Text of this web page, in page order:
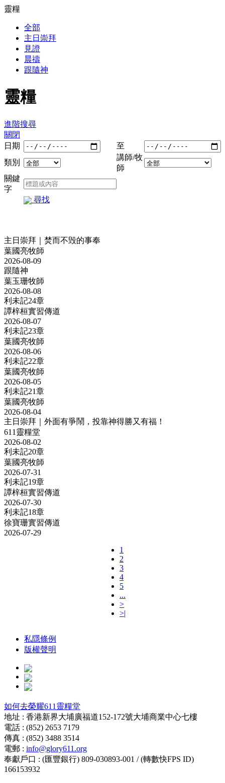
靈糧
全部
主日崇拜
見證
晨禱
跟隨神
靈糧
進階搜尋
關閉
日期
至
類別
講師/牧
師
關鍵
字
尋找
主日崇拜｜焚而不毁的事奉
葉國亮牧師
2026-08-09
跟隨神
葉玉珊牧師
2026-08-08
利未記24章
譚梓桓實習傳道
2026-08-07
利未記23章
葉國亮牧師
2026-08-06
利未記22章
葉國亮牧師
2026-08-05
利未記21章
葉國亮牧師
2026-08-04
主日崇拜｜外面有爭鬧，投靠神得勝又有福！
611靈糧堂
2026-08-02
利未記20章
葉國亮牧師
2026-07-31
利未記19章
譚梓桓實習傳道
2026-07-30
利未記18章
徐寶珊實習傳道
2026-07-29
1
2
3
4
5
...
>
>|
私隱條例
版權聲明
如何去榮耀611靈糧堂
地址 : 香港新界大埔廣福道152-172號大埔商業中心七樓
電話 : (852) 2653 7179
傳真 : (852) 3488 3514
電郵 : info@glory611.org
奉獻戶口 : (匯豐銀行) 809-030893-001 / (轉數快FPS ID)
166153932